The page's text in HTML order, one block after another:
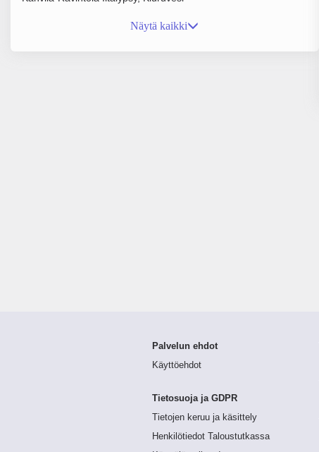
Näytä kaikki
Palvelun ehdot
Käyttöehdot
Tietosuoja ja GDPR
Tietojen keruu ja käsittely
Henkilötiedot Taloustutkassa